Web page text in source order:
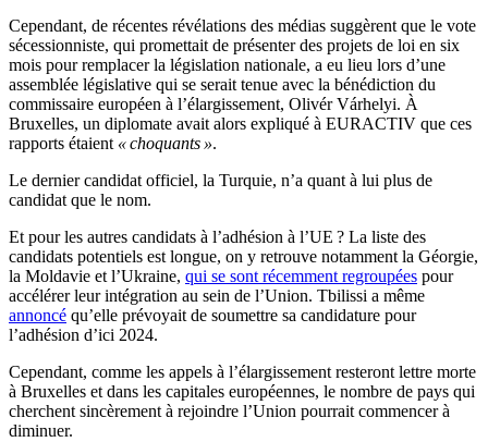
Cependant, de récentes révélations des médias suggèrent que le vote
sécessionniste, qui promettait de présenter des projets de loi en six
mois pour remplacer la législation nationale, a eu lieu lors d’une
assemblée législative qui se serait tenue avec la bénédiction du
commissaire européen à l’élargissement, Olivér Várhelyi. À
Bruxelles, un diplomate avait alors expliqué à EURACTIV que ces
rapports étaient « choquants ».
Le dernier candidat officiel, la Turquie, n’a quant à lui plus de
candidat que le nom.
Et pour les autres candidats à l’adhésion à l’UE ? La liste des
candidats potentiels est longue, on y retrouve notamment la Géorgie,
la Moldavie et l’Ukraine, qui se sont récemment regroupées pour
accélérer leur intégration au sein de l’Union. Tbilissi a même
annoncé qu’elle prévoyait de soumettre sa candidature pour
l’adhésion d’ici 2024.
Cependant, comme les appels à l’élargissement resteront lettre morte
à Bruxelles et dans les capitales européennes, le nombre de pays qui
cherchent sincèrement à rejoindre l’Union pourrait commencer à
diminuer.